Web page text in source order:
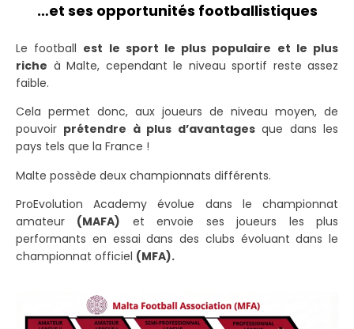
…et ses opportunités footballistiques
Le football est le sport le plus populaire et le plus
riche à Malte, cependant le niveau sportif reste assez
faible.
Cela permet donc, aux joueurs de niveau moyen, de
pouvoir prétendre à plus d’avantagesque dans les
pays tels que la France !
Malte possède deux championnats différents.
ProEvolution Academy évolue dans le championnat
amateur (MAFA) et envoie ses joueurs les plus
performants en essai dans des clubs évoluant dans le
championnat officiel (MFA).